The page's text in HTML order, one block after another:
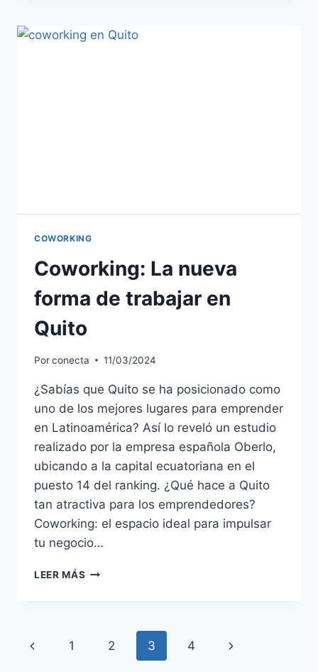
COWORKING
Coworking: La nueva
forma de trabajar en
Quito
Porconecta 11/03/2024
¿Sabías que Quito se ha posicionado como
uno de los mejores lugares para emprender
en Latinoamérica? Así lo reveló un estudio
realizado por la empresa española Oberlo,
ubicando a la capital ecuatoriana en el
puesto 14 del ranking. ¿Qué hace a Quito
tan atractiva para los emprendedores?
Coworking: el espacio ideal para impulsar
tu negocio…
LEER MÁS
1 2 3 4